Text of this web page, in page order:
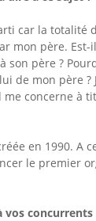
car la
mon père.
père ?
de mon père ?
concerne à
en 1990. A
le premier
vos